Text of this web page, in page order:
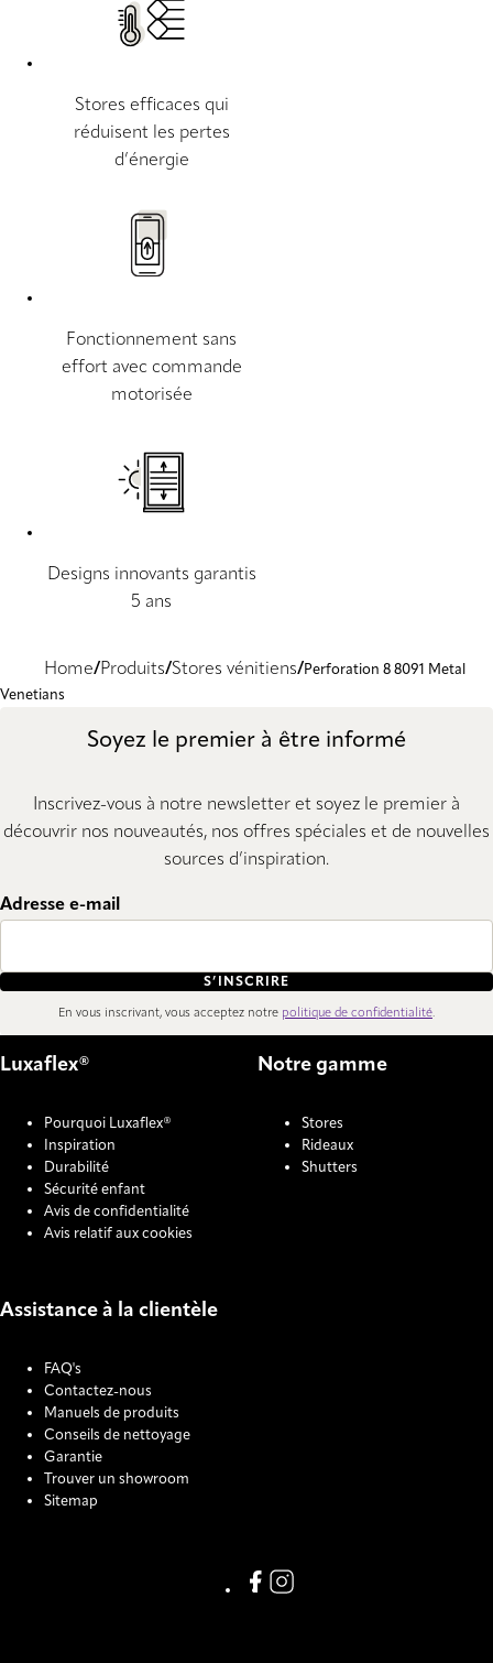
Stores efficaces qui
réduisent les pertes
d’énergie
Fonctionnement sans
effort avec commande
motorisée
Designs innovants garantis
5 ans
Home Produits Stores vénitiens
Perforation 8 8091 Metal
Venetians
Soyez le premier à être informé
Inscrivez-vous à notre newsletter et soyez le premier à
découvrir nos nouveautés, nos offres spéciales et de nouvelles
sources d’inspiration.
Adresse e-mail
S’INSCRIRE
En vous inscrivant, vous acceptez notre politique de confidentialité.
Luxaflex®
Pourquoi Luxaflex®
Inspiration
Durabilité
Sécurité enfant
Avis de confidentialité
Avis relatif aux cookies
Notre gamme
Stores
Rideaux
Shutters
Assistance à la clientèle
FAQ's
Contactez-nous
Manuels de produits
Conseils de nettoyage
Garantie
Trouver un showroom
Sitemap
Link missing Display text from
Link missing Display text